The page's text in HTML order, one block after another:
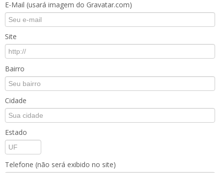
E-Mail (usará imagem do Gravatar.com)
Site
Bairro
Cidade
Estado
Telefone (não será exibido no site)